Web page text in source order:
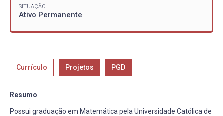
SITUAÇÃO
Ativo Permanente
Currículo Projetos PGD
Resumo
Possui graduação em Matemática pela Universidade Católica de